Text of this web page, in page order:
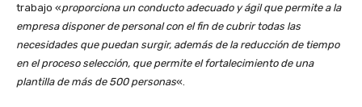
trabajo «proporciona un conducto adecuado y ágil que permite a la
empresa disponer de personal con el fin de cubrir todas las
necesidades que puedan surgir, además de la reducción de tiempo
en el proceso selección, que permite el fortalecimiento de una
plantilla de más de 500 personas«.